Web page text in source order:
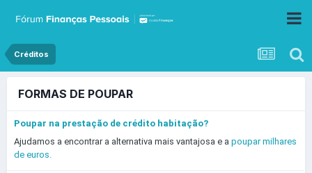
Créditos
FORMAS DE POUPAR
Poupar na prestação de crédito habitação?
Ajudamos a encontrar a alternativa mais vantajosa e a poupar milhares
de euros.